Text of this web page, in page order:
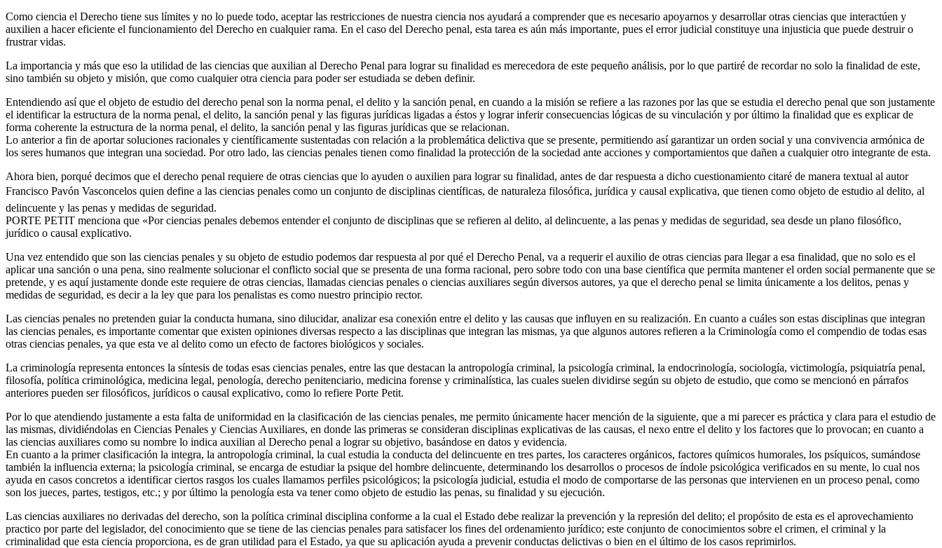
Twitter
Whatsapp
Linkedin
Como ciencia el Derecho tiene sus límites y no lo puede todo, aceptar las restricciones de nuestra ciencia nos ayudará a comprender que es necesario apoyarnos y desarrollar otras ciencias que interactúen y
auxilien a hacer eficiente el funcionamiento del Derecho en cualquier rama. En el caso del Derecho penal, esta tarea es aún más importante, pues el error judicial constituye una injusticia que puede destruir o
frustrar vidas.
La importancia y más que eso la utilidad de las ciencias que auxilian al Derecho Penal para lograr su finalidad es merecedora de este pequeño análisis, por lo que partiré de recordar no solo la finalidad de este,
sino también su objeto y misión, que como cualquier otra ciencia para poder ser estudiada se deben definir.
Entendiendo así que el objeto de estudio del derecho penal son la norma penal, el delito y la sanción penal, en cuando a la misión se refiere a las razones por las que se estudia el derecho penal que son justamente
el identificar la estructura de la norma penal, el delito, la sanción penal y las figuras jurídicas ligadas a éstos y lograr inferir consecuencias lógicas de su vinculación y por último la finalidad que es explicar de
forma coherente la estructura de la norma penal, el delito, la sanción penal y las figuras jurídicas que se relacionan.
Lo anterior a fin de aportar soluciones racionales y científicamente sustentadas con relación a la problemática delictiva que se presente, permitiendo así garantizar un orden social y una convivencia armónica de
los seres humanos que integran una sociedad. Por otro lado, las ciencias penales tienen como finalidad la protección de la sociedad ante acciones y comportamientos que dañen a cualquier otro integrante de esta.
Ahora bien, porqué decimos que el derecho penal requiere de otras ciencias que lo ayuden o auxilien para lograr su finalidad, antes de dar respuesta a dicho cuestionamiento citaré de manera textual al autor
Francisco Pavón Vasconcelos quien define a las ciencias penales como un conjunto de disciplinas científicas, de naturaleza filosófica, jurídica y causal explicativa, que tienen como objeto de estudio al delito, al
delincuente y las penas y medidas de seguridad.
PORTE PETIT menciona que «Por ciencias penales debemos entender el conjunto de disciplinas que se refieren al delito, al delincuente, a las penas y medidas de seguridad, sea desde un plano filosófico,
jurídico o causal explicativo.
Una vez entendido que son las ciencias penales y su objeto de estudio podemos dar respuesta al por qué el Derecho Penal, va a requerir el auxilio de otras ciencias para llegar a esa finalidad, que no solo es el
aplicar una sanción o una pena, sino realmente solucionar el conflicto social que se presenta de una forma racional, pero sobre todo con una base científica que permita mantener el orden social permanente que se
pretende, y es aquí justamente donde este requiere de otras ciencias, llamadas ciencias penales o ciencias auxiliares según diversos autores, ya que el derecho penal se limita únicamente a los delitos, penas y
medidas de seguridad, es decir a la ley que para los penalistas es como nuestro principio rector.
Las ciencias penales no pretenden guiar la conducta humana, sino dilucidar, analizar esa conexión entre el delito y las causas que influyen en su realización. En cuanto a cuáles son estas disciplinas que integran
las ciencias penales, es importante comentar que existen opiniones diversas respecto a las disciplinas que integran las mismas, ya que algunos autores refieren a la Criminología como el compendio de todas esas
otras ciencias penales, ya que esta ve al delito como un efecto de factores biológicos y sociales.
La criminología representa entonces la síntesis de todas esas ciencias penales, entre las que destacan la antropología criminal, la psicología criminal, la endocrinología, sociología, victimología, psiquiatría penal,
filosofía, política criminológica, medicina legal, penología, derecho penitenciario, medicina forense y criminalística, las cuales suelen dividirse según su objeto de estudio, que como se mencionó en párrafos
anteriores pueden ser filosóficos, jurídicos o causal explicativo, como lo refiere Porte Petit.
Por lo que atendiendo justamente a esta falta de uniformidad en la clasificación de las ciencias penales, me permito únicamente hacer mención de la siguiente, que a mi parecer es práctica y clara para el estudio de
las mismas, dividiéndolas en Ciencias Penales y Ciencias Auxiliares, en donde las primeras se consideran disciplinas explicativas de las causas, el nexo entre el delito y los factores que lo provocan; en cuanto a
las ciencias auxiliares como su nombre lo indica auxilian al Derecho penal a lograr su objetivo, basándose en datos y evidencia.
En cuanto a la primer clasificación la integra, la antropología criminal, la cual estudia la conducta del delincuente en tres partes, los caracteres orgánicos, factores químicos humorales, los psíquicos, sumándose
también la influencia externa; la psicología criminal, se encarga de estudiar la psique del hombre delincuente, determinando los desarrollos o procesos de índole psicológica verificados en su mente, lo cual nos
ayuda en casos concretos a identificar ciertos rasgos los cuales llamamos perfiles psicológicos; la psicología judicial, estudia el modo de comportarse de las personas que intervienen en un proceso penal, como
son los jueces, partes, testigos, etc.; y por último la penología esta va tener como objeto de estudio las penas, su finalidad y su ejecución.
Las ciencias auxiliares no derivadas del derecho, son la política criminal disciplina conforme a la cual el Estado debe realizar la prevención y la represión del delito; el propósito de esta es el aprovechamiento
practico por parte del legislador, del conocimiento que se tiene de las ciencias penales para satisfacer los fines del ordenamiento jurídico; este conjunto de conocimientos sobre el crimen, el criminal y la
criminalidad que esta ciencia proporciona, es de gran utilidad para el Estado, ya que su aplicación ayuda a prevenir conductas delictivas o bien en el último de los casos reprimirlos.